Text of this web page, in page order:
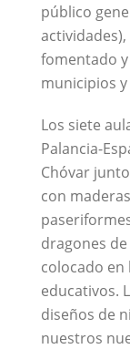
público
fomentado
municipios
Los siete
Palancia-
Chóvar
con
dragones
colocado
educativos.
diseños de
nuestros